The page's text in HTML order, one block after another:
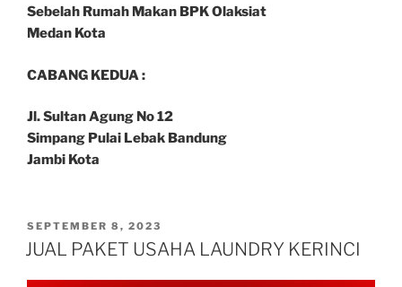
Sebelah Rumah Makan BPK Olaksiat
Medan Kota
CABANG KEDUA :
Jl. Sultan Agung No 12
Simpang Pulai Lebak Bandung
Jambi Kota
SEPTEMBER 8, 2023
JUAL PAKET USAHA LAUNDRY KERINCI